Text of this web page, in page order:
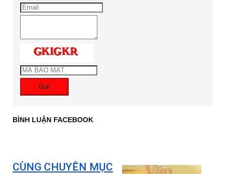
Gửi
BÌNH LUẬN FACEBOOK
CÙNG CHUYÊN MỤC